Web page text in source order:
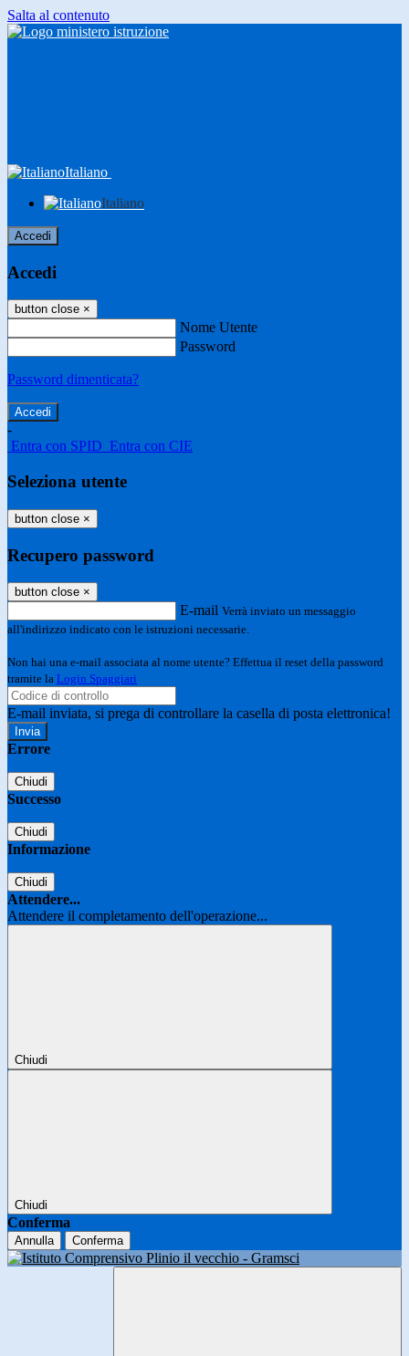
Salta al contenuto
Italiano
Italiano
Accedi
Accedi
button close ×
Nome Utente
Password
Password dimenticata?
-
Entra con SPID Entra con CIE
Seleziona utente
button close ×
Recupero password
button close ×
E-mail Verrà inviato un messaggio
all'indirizzo indicato con le istruzioni necessarie.
Non hai una e-mail associata al nome utente? Effettua il reset della password
tramite la Login Spaggiari
E-mail inviata, si prega di controllare la casella di posta elettronica!
Errore
Chiudi
Successo
Chiudi
Informazione
Chiudi
Attendere...
Attendere il completamento dell'operazione...
Chiudi
Chiudi
Conferma
Annulla Conferma